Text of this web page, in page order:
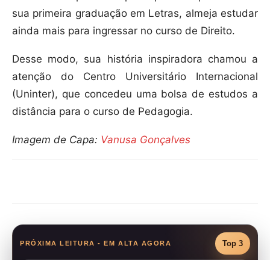
sua primeira graduação em Letras, almeja estudar
ainda mais para ingressar no curso de Direito.
Desse modo, sua história inspiradora chamou a
atenção do Centro Universitário Internacional
(Uninter), que concedeu uma bolsa de estudos a
distância para o curso de Pedagogia.
Imagem de Capa: Vanusa Gonçalves
PRÓXIMA LEITURA - EM ALTA AGORA Top 3